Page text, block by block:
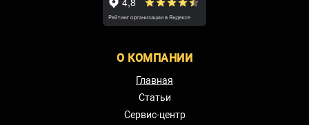
О КОМПАНИИ
Главная
Статьи
Сервис-центр